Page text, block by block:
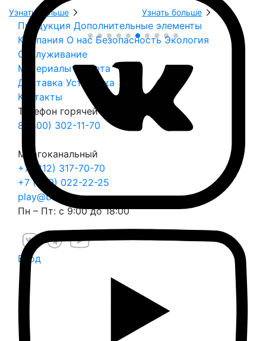
Узнать больше Узнать больше
Продукция Дополнительные элементы
Компания О нас Безопасность Экология
Обслуживание
Материалы и цвета
Доставка Установка
Контакты
Телефон горячей линии
8 (800) 302-11-70
Многоканальный
+7 (812) 317-70-70
+7 (999) 022-22-25
play@balli.ru
Пн – Пт: с 9:00 до 18:00
Вход